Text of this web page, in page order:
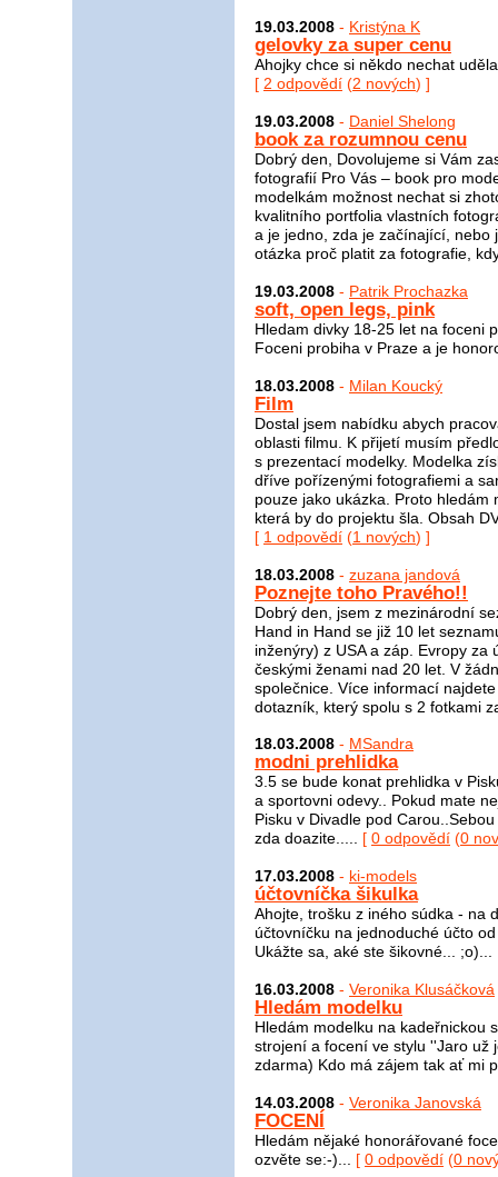
19.03.2008 - Kristýna K
gelovky za super cenu
Ahojky chce si někdo nechat
[ 2 odpovědí (2 nových) ]
19.03.2008 - Daniel Shelong
book za rozumnou cenu
Dobrý den, Dovolujeme si Vám
fotografií Pro Vás – book pro
modelkám možnost nechat si
kvalitního portfolia vlastních
a je jedno, zda je začínající, nebo
otázka proč platit za fotografie,
19.03.2008 - Patrik Prochazka
soft, open legs, pink
Hledam divky 18-25 let na foceni
Foceni probiha v Praze a je
18.03.2008 - Milan Koucký
Film
Dostal jsem nabídku abych
oblasti filmu. K přijetí musím
s prezentací modelky. Modelka
dříve pořízenými fotografiemi a
pouze jako ukázka. Proto hledám
která by do projektu šla. Obsah
[ 1 odpovědí (1 nových) ]
18.03.2008 - zuzana jandová
Poznejte toho Pravého!!
Dobrý den, jsem z mezinárodní
Hand in Hand se již 10 let
inženýry) z USA a záp. Evropy
českými ženami nad 20 let. V
společnice. Více informací
dotazník, který spolu s 2 fotkami
18.03.2008 - MSandra
modni prehlidka
3.5 se bude konat prehlidka v
a sportovni odevy.. Pokud mate
Pisku v Divadle pod
zda doazite..... [ 0 odpovědí (0
17.03.2008 - ki-models
účtovníčka šikulka
Ahojte, trošku z iného súdka - na
účtovníčku na jednoduché účto
Ukážte sa, aké ste šikovné... ;o)...
16.03.2008 - Veronika Klusáčková
Hledám modelku
Hledám modelku na kadeřnickou
strojení a focení ve stylu ''Jaro už
zdarma) Kdo má zájem tak ať mi
14.03.2008 - Veronika Janovská
FOCENÍ
Hledám nějaké honorářované
ozvěte se:-)... [ 0 odpovědí (0